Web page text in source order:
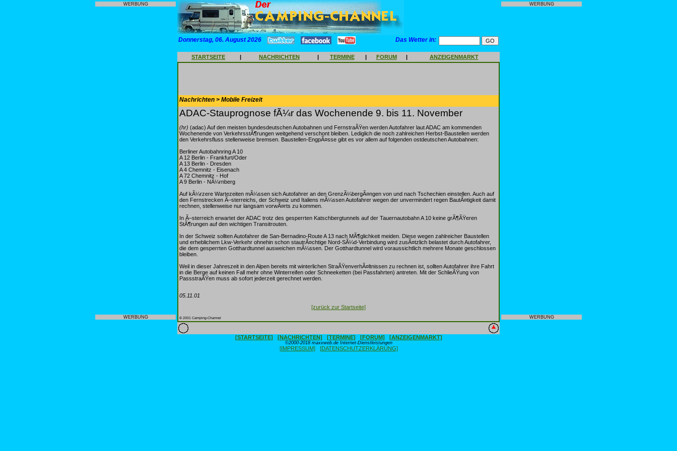
WERBUNG
WERBUNG
Donnerstag, 06. August 2026 Das Wetter in:
STARTSEITE | NACHRICHTEN | TERMINE | FORUM | ANZEIGENMARKT
Nachrichten > Mobile Freizeit
ADAC-Stauprognose fÃ¼r das Wochenende 9. bis 11. November
(hr) (adac) Auf den meisten bundesdeutschen Autobahnen und FernstraÃŸen werden Autofahrer laut ADAC am kommenden
Wochenende von VerkehrsstÃ¶rungen weitgehend verschont bleiben. Lediglich die noch zahlreichen Herbst-Baustellen werden
den Verkehrsfluss stellenweise bremsen. Baustellen-EngpÃ¤sse gibt es vor allem auf folgenden ostdeutschen Autobahnen:
Berliner Autobahnring A 10
A 12 Berlin - Frankfurt/Oder
A 13 Berlin - Dresden
A 4 Chemnitz - Eisenach
A 72 Chemnitz - Hof
A 9 Berlin - NÃ¼rnberg
Auf kÃ¼rzere Wartezeiten mÃ¼ssen sich Autofahrer an den GrenzÃ¼bergÃ¤ngen von und nach Tschechien einstellen. Auch auf
den Fernstrecken Ã–sterreichs, der Schweiz und Italiens mÃ¼ssen Autofahrer wegen der unvermindert regen BautÃ¤tigkeit damit
rechnen, stellenweise nur langsam vorwÃ¤rts zu kommen.
In Ã–sterreich erwartet der ADAC trotz des gesperrten Katschbergtunnels auf der Tauernautobahn A 10 keine grÃ¶ÃŸeren
StÃ¶rungen auf den wichtigen Transitrouten.
In der Schweiz sollten Autofahrer die San-Bernadino-Route A 13 nach MÃ¶glichkeit meiden. Diese wegen zahlreicher Baustellen
und erheblichem Lkw-Verkehr ohnehin schon stautrÃ¤chtige Nord-SÃ¼d-Verbindung wird zusÃ¤tzlich belastet durch Autofahrer,
die dem gesperrten Gotthardtunnel ausweichen mÃ¼ssen. Der Gotthardtunnel wird voraussichtlich mehrere Monate geschlossen
bleiben.
Weil in dieser Jahreszeit in den Alpen bereits mit winterlichen StraÃŸenverhÃ¤ltnissen zu rechnen ist, sollten Autofahrer ihre Fahrt
in die Berge auf keinen Fall mehr ohne Winterreifen oder Schneeketten (bei Passfahrten) antreten. Mit der SchlieÃŸung von
PassstraÃŸen muss ab sofort jederzeit gerechnet werden.
05.11.01
[zurück zur Startseite]
© 2001 Camping-Channel
[STARTSEITE] [NACHRICHTEN] [TERMINE] [FORUM] [ANZEIGENMARKT]
©2000-2018 maxxweb.de Internet-Dienstleistungen
[IMPRESSUM] [DATENSCHUTZERKLÄRUNG]
WERBUNG
WERBUNG